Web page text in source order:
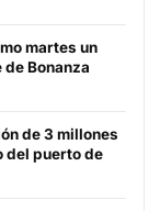
martes un
Bonanza
de 3 millones
del puerto de